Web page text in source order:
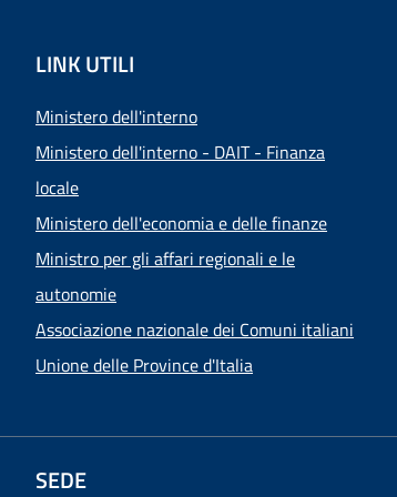
LINK UTILI
Ministero dell'interno
Ministero dell'interno - DAIT - Finanza
locale
Ministero dell'economia e delle finanze
Ministro per gli affari regionali e le
autonomie
Associazione nazionale dei Comuni italiani
Unione delle Province d'Italia
SEDE